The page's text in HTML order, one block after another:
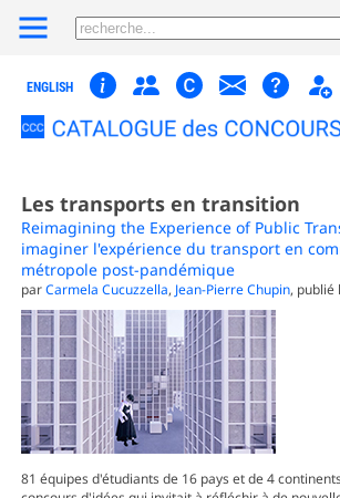
ENGLISH
Les transports en transition
Reimagining the Experience of Public
imaginer l'expérience du transport en
métropole post-pandémique
parCarmela Cucuzzella, Jean-Pierre Chupin, publié
81 équipes d'étudiants de 16 pays et de 4